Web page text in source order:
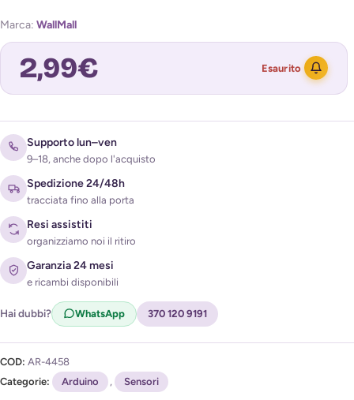
Marca: WallMall
2,99€ Esaurito
Acconsento al trattamento dei miei dati per ricevere
l'avviso di disponibilità (
Privacy Policy)
Supporto lun–ven
9–18, anche dopo l'acquisto
Spedizione 24/48h
tracciata fino alla porta
Resi assistiti
organizziamo noi il ritiro
Garanzia 24 mesi
e ricambi disponibili
Hai dubbi? WhatsApp 370 120 9191
COD: AR-4458
Categorie:
Arduino , Sensori